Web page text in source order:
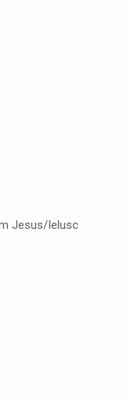
Jesus/Ielusc